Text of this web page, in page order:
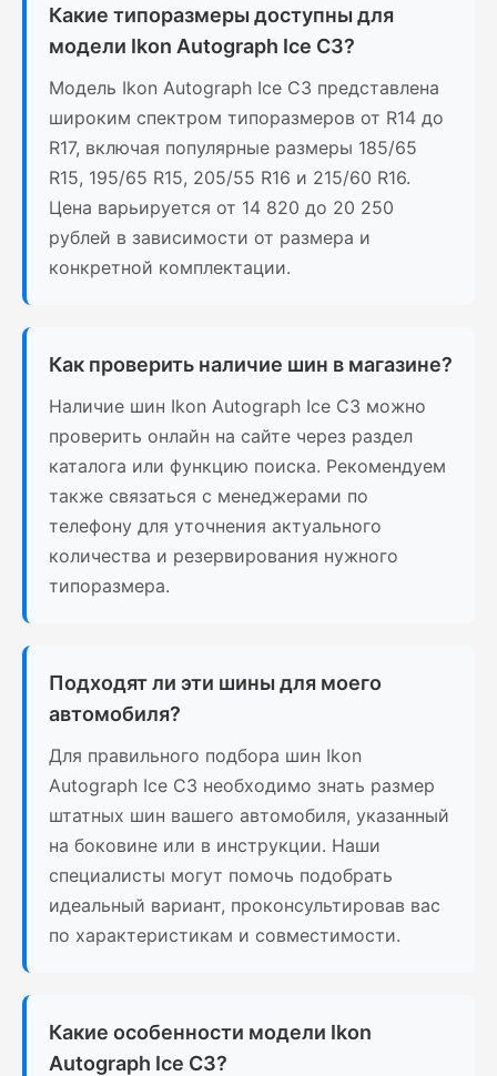
Какие типоразмеры доступны для
модели Ikon Autograph Ice C3?
Модель Ikon Autograph Ice C3 представлена
широким спектром типоразмеров от R14 до
R17, включая популярные размеры 185/65
R15, 195/65 R15, 205/55 R16 и 215/60 R16.
Цена варьируется от 14 820 до 20 250
рублей в зависимости от размера и
конкретной комплектации.
Как проверить наличие шин в магазине?
Наличие шин Ikon Autograph Ice C3 можно
проверить онлайн на сайте через раздел
каталога или функцию поиска. Рекомендуем
также связаться с менеджерами по
телефону для уточнения актуального
количества и резервирования нужного
типоразмера.
Подходят ли эти шины для моего
автомобиля?
Для правильного подбора шин Ikon
Autograph Ice C3 необходимо знать размер
штатных шин вашего автомобиля, указанный
на боковине или в инструкции. Наши
специалисты могут помочь подобрать
идеальный вариант, проконсультировав вас
по характеристикам и совместимости.
Какие особенности модели Ikon
Autograph Ice C3?